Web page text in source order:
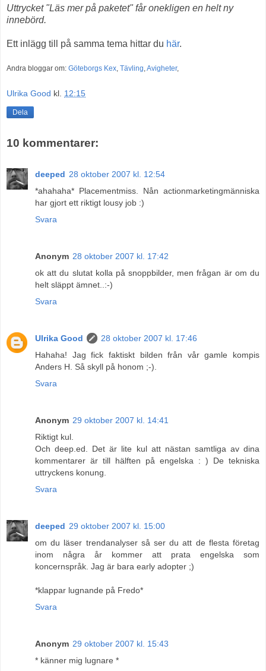
Uttrycket "Läs mer på paketet" får onekligen en helt ny
innebörd.
Ett inlägg till på samma tema hittar du här.
Andra bloggar om: Göteborgs Kex, Tävling,Avigheter,
Ulrika Good kl. 12:15
Dela
10 kommentarer:
deeped 28 oktober 2007 kl. 12:54
*ahahaha* Placementmiss. Nån actionmarketingmänniska
har gjort ett riktigt lousy job :)
Svara
Anonym 28 oktober 2007 kl. 17:42
ok att du slutat kolla på snoppbilder, men frågan är om du
helt släppt ämnet..:-)
Svara
Ulrika Good
28 oktober 2007 kl. 17:46
Hahaha! Jag fick faktiskt bilden från vår gamle kompis
Anders H. Så skyll på honom ;-).
Svara
Anonym 29 oktober 2007 kl. 14:41
Riktigt kul.
Och deep.ed. Det är lite kul att nästan samtliga av dina
kommentarer är till hälften på engelska : ) De tekniska
uttryckens konung.
Svara
deeped 29 oktober 2007 kl. 15:00
om du läser trendanalyser så ser du att de flesta företag
inom några år kommer att prata engelska som
koncernspråk. Jag är bara early adopter ;)
*klappar lugnande på Fredo*
Svara
Anonym 29 oktober 2007 kl. 15:43
* känner mig lugnare *